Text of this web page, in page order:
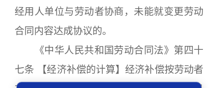
经用人单位与劳动者协商，未能就变更劳动
合同内容达成协议的。
《中华人民共和国劳动合同法》第四十
七条 【经济补偿的计算】经济补偿按劳动者